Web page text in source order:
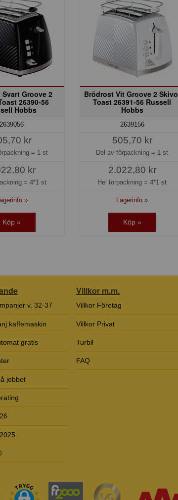
Groove 2
26390-56
Hobbs
2639056
kr
= 1 st
kr
= 4*1 st
»
Köp »
Brödrost Vit Groove 2
Toast 26391-56 Russell
Hobbs
2639156
505,70 kr
Del av förpackning = 1 st
2.022,80 kr
Hel förpackning =4*1 st
Lagerinfo »
Köp »
v. 32-37
kaffemaskin
gratis
jobbet
Villkor m.m.
Villkor Företag
Villkor Privat
Turbil
FAQ